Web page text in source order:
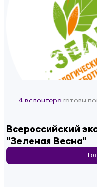
4 волонтёра готовы
Всероссийский
"Зеленая Весна"